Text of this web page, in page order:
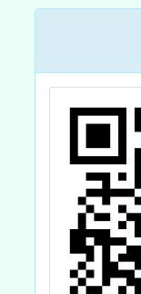
精進
師資
（新